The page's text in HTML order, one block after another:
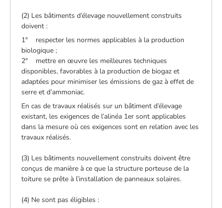
(2) Les bâtiments d’élevage nouvellement construits
doivent :
1° respecter les normes applicables à la production
biologique ;
2° mettre en œuvre les meilleures techniques
disponibles, favorables à la production de biogaz et
adaptées pour minimiser les émissions de gaz à effet de
serre et d’ammoniac.
En cas de travaux réalisés sur un bâtiment d’élevage
existant, les exigences de l’alinéa 1er sont applicables
dans la mesure où ces exigences sont en relation avec les
travaux réalisés.
(3) Les bâtiments nouvellement construits doivent être
conçus de manière à ce que la structure porteuse de la
toiture se prête à l’installation de panneaux solaires.
(4) Ne sont pas éligibles :